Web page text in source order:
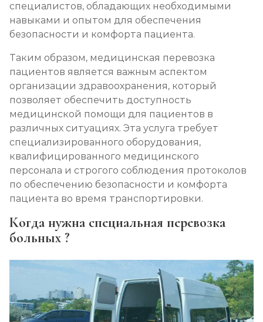
специалистов, обладающих необходимыми
навыками и опытом для обеспечения
безопасности и комфорта пациента.
Таким образом, медицинская перевозка
пациентов является важным аспектом
организации здравоохранения, который
позволяет обеспечить доступность
медицинской помощи для пациентов в
различных ситуациях. Эта услуга требует
специализированного оборудования,
квалифицированного медицинского
персонала и строгого соблюдения протоколов
по обеспечению безопасности и комфорта
пациента во время транспортировки.
Когда нужна специальная перевозка
больных ?